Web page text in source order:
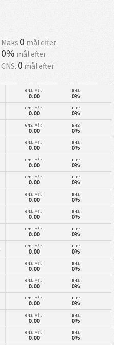
Maks 0 mål efter
0% mål efter
GNS. 0 mål efter
GNS. Mål:
0.00
BHS:
0%
GNS. Mål:
0.00
BHS:
0%
GNS. Mål:
0.00
BHS:
0%
GNS. Mål:
0.00
BHS:
0%
GNS. Mål:
0.00
BHS:
0%
GNS. Mål:
0.00
BHS:
0%
GNS. Mål:
0.00
BHS:
0%
GNS. Mål:
0.00
BHS:
0%
GNS. Mål:
0.00
BHS:
0%
GNS. Mål:
0.00
BHS:
0%
GNS. Mål:
0.00
BHS:
0%
GNS. Mål:
0.00
BHS:
0%
GNS. Mål:
0.00
BHS:
0%
GNS. Mål:
0.00
BHS:
0%
GNS. Mål:
0.00
BHS:
0%